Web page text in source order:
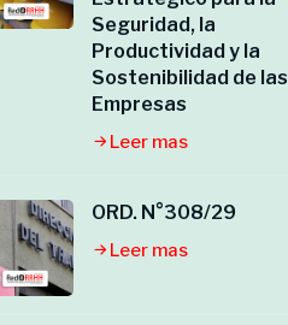
Seguridad, la
Productividad y la
Sostenibilidad de las
Empresas
Leer mas
ORD. N°308/29
Leer mas